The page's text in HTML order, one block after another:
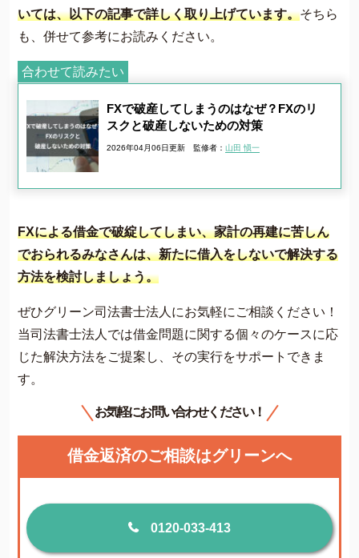
いては、以下の記事で詳しく取り上げています。そちら
も、併せて参考にお読みください。
合わせて読みたい
FXで破産してしまうのはなぜ？FXのリ
スクと破産しないための対策
2026年04月06日更新 監修者： 山田 愼一
FXによる借金で破綻してしまい、家計の再建に苦しん
でおられるみなさんは、新たに借入をしないで解決する
方法を検討しましょう。
ぜひグリーン司法書士法人にお気軽にご相談ください！
当司法書士法人では借金問題に関する個々のケースに応
じた解決方法をご提案し、その実行をサポートできま
す。
お気軽にお問い合わせください！
借金返済のご相談はグリーンへ
0120-033-413